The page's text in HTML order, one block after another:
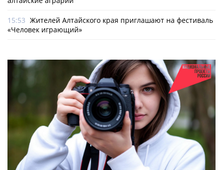
15:53 Жителей Алтайского края приглашают на фестиваль
«Человек играющий»